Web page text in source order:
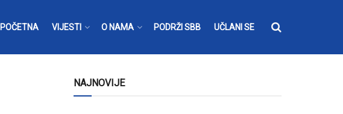
POČETNA VIJESTI O NAMA PODRŽI SBB UČLANI SE
NAJNOVIJE